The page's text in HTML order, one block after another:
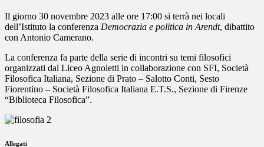
Il giorno 30 novembre 2023 alle ore 17:00 si terrà nei locali
dell’Istituto la conferenza Democrazia e politica in Arendt, dibattito
con Antonio Camerano.
La conferenza fa parte della serie di incontri su temi filosofici
organizzati dal Liceo Agnoletti in collaborazione con SFI, Società
Filosofica Italiana, Sezione di Prato – Salotto Conti, Sesto
Fiorentino – Società Filosofica Italiana E.T.S., Sezione di Firenze
“Biblioteca Filosofica”.
Allegati